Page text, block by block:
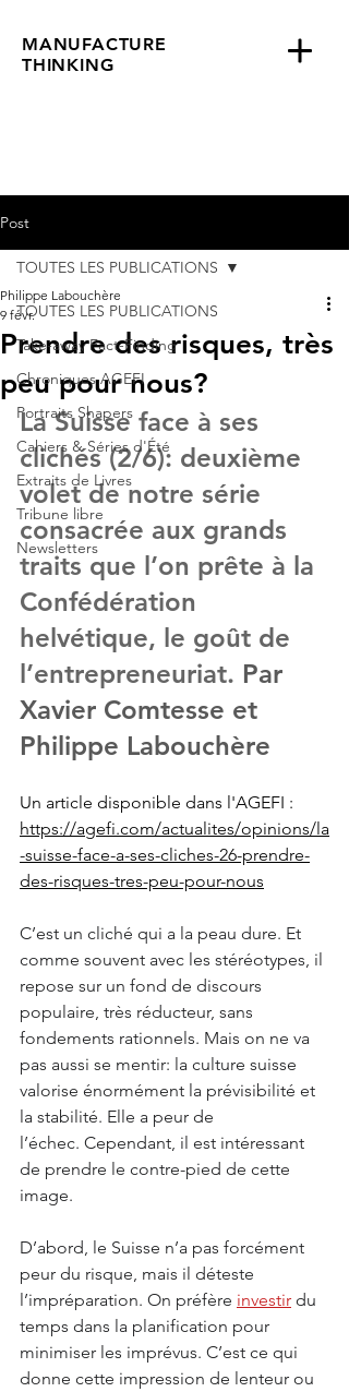
MANUFACTURE
THINKING
Post
TOUTES LES PUBLICATIONS
Take-away Fact-Finding
Chroniques AGEFI
Portraits Shapers
Cahiers & Séries d'Été
Extraits de Livres
Tribune libre
Newsletters
TOUTES LES PUBLICATIONS
Prendre des risques, très
peu pour nous?
Philippe Labouchère
9 févr.
La Suisse face à ses
clichés (2/6): deuxième
volet de notre série
consacrée aux grands
traits que l’on prête à la
Confédération
helvétique, le goût de
l’entrepreneuriat. Par
Xavier Comtesse et
Philippe Labouchère
Un article disponible dans l'AGEFI :
https://agefi.com/actualites/opinions/la
-suisse-face-a-ses-cliches-26-prendre-
des-risques-tres-peu-pour-nous
C’est un cliché qui a la peau dure. Et
comme souvent avec les stéréotypes, il
repose sur un fond de discours
populaire, très réducteur, sans
fondements rationnels. Mais on ne va
pas aussi se mentir: la culture suisse
valorise énormément la prévisibilité et
la stabilité. Elle a peur de
l’échec. Cependant, il est intéressant
de prendre le contre-pied de cette
image.
D’abord, le Suisse n’a pas forcément
peur du risque, mais il déteste
l’impréparation. On préfère investir du
temps dans la planification pour
minimiser les imprévus. C’est ce qui
donne cette impression de lenteur ou